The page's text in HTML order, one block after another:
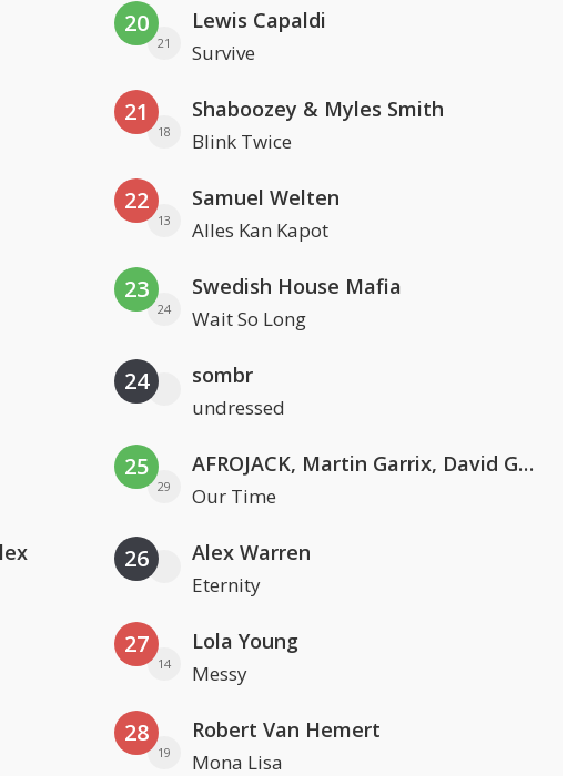
20
21
Lewis Capaldi
Survive
21
18
Shaboozey & Myles Smith
Blink Twice
22
13
Samuel Welten
Alles Kan Kapot
23
24
Swedish House Mafia
Wait So Long
24 sombr
undressed
25
29
AFROJACK, Martin Garrix, David Guetta & Amél
Our Time
26 Alex Warren
Eternity
27
14
Lola Young
Messy
28
19
Robert Van Hemert
Mona Lisa